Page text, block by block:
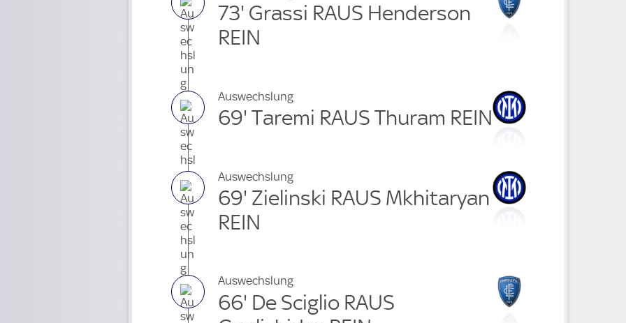
73' Grassi RAUS Henderson
REIN
Auswechslung
69' Taremi RAUS Thuram REIN
Auswechslung
69' Zielinski RAUS Mkhitaryan
REIN
Auswechslung
66' De Sciglio RAUS